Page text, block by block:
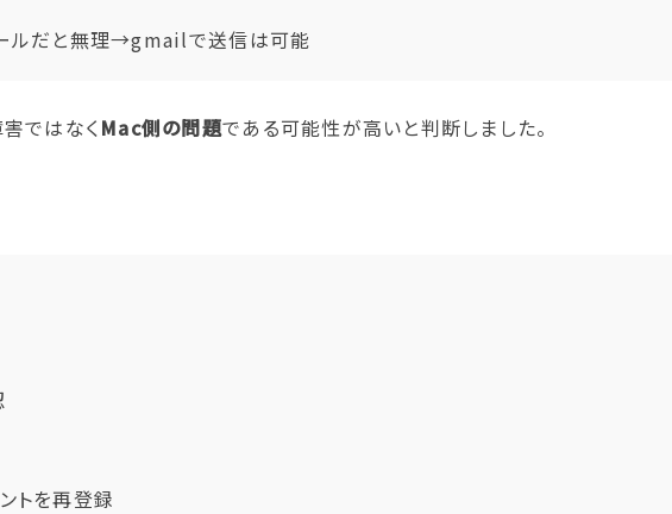
ルだと無理→gmailで送信は可能
ではなくMac側の問題である可能性が高いと判断しました。
トを再登録